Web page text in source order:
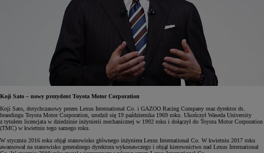
Koji Sato – nowy prezydent Toyota Motor Corporation
Koji Sato, dotychczasowy prezes Lexus International Co. i GAZOO Racing Company oraz dyrektor ds.
brandingu Toyota Motor Corporation, urodził się 19 października 1969 roku. Ukończył Waseda University
z tytułem licencjata w dziedzinie inżynierii mechanicznej w 1992 roku i dołączył do Toyota Motor Corporation
(TMC) w kwietniu tego samego roku.
W styczniu 2016 roku objął stanowisko głównego inżyniera Lexus International Co. W kwietniu 2017 roku
awansował na stanowisko generalnego dyrektora wykonawczego i objął kierownictwo nad Lexus International